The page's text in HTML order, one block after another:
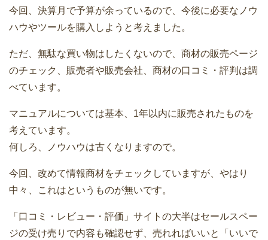
今回、決算月で予算が余っているので、今後に必要なノウ
ハウやツールを購入しようと考えました。
ただ、無駄な買い物はしたくないので、商材の販売ページ
のチェック、販売者や販売会社、商材の口コミ・評判は調
べています。
マニュアルについては基本、1年以内に販売されたものを
考えています。
何しろ、ノウハウは古くなりますので。
今回、改めて情報商材をチェックしていますが、やはり
中々、これはというものが無いです。
「口コミ・レビュー・評価」サイトの大半はセールスペー
ジの受け売りで内容も確認せず、売れればいいと「いいで